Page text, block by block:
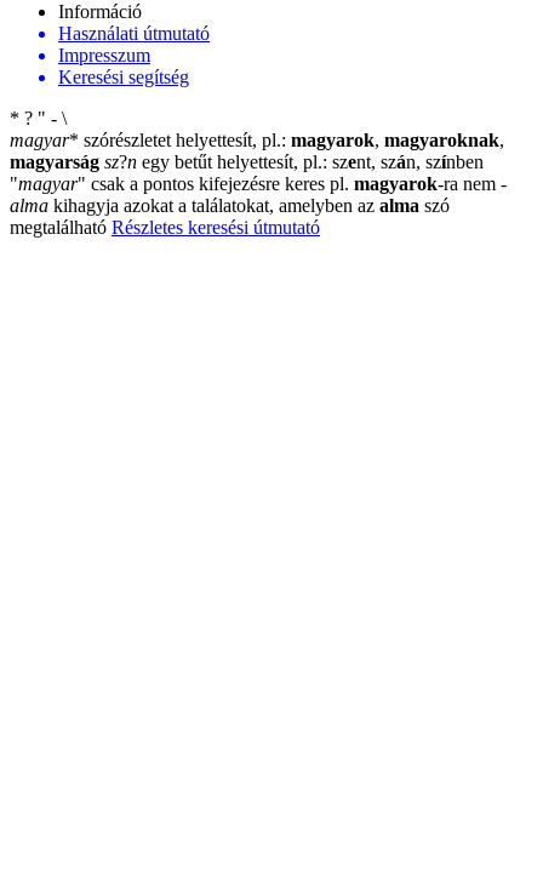
Információ
Használati útmutató
Impresszum
Keresési segítség
* ? " - \
magyar* szórészletet helyettesít, pl.: magyarok, magyaroknak,
magyarság sz?n egy betűt helyettesít, pl.: szent, szán, színben
"magyar" csak a pontos kifejezésre keres pl. magyarok-ra nem -
alma kihagyja azokat a találatokat, amelyben az alma szó
megtalálható Részletes keresési útmutató